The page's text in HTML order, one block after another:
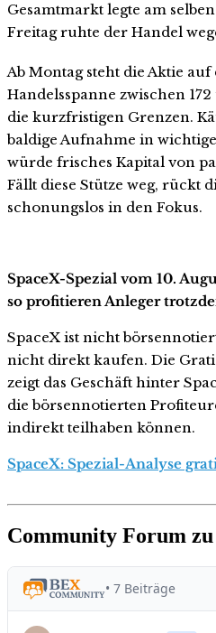
Gesamtmarkt legte am
Freitag ruhte der Handel
Ab Montag steht die Aktie
Handelsspanne zwischen
die kurzfristigen Grenzen.
baldige Aufnahme in
würde frisches Kapital von
Fällt diese Stütze weg, rückt
schonungslos in den Fokus.
SpaceX-Spezial vom 10.
so profitieren Anleger
SpaceX ist nicht
nicht direkt kaufen. Die
zeigt das Geschäft hinter
die börsennotierten
indirekt teilhaben können.
SpaceX: Spezial-Analyse
Community Forum zu